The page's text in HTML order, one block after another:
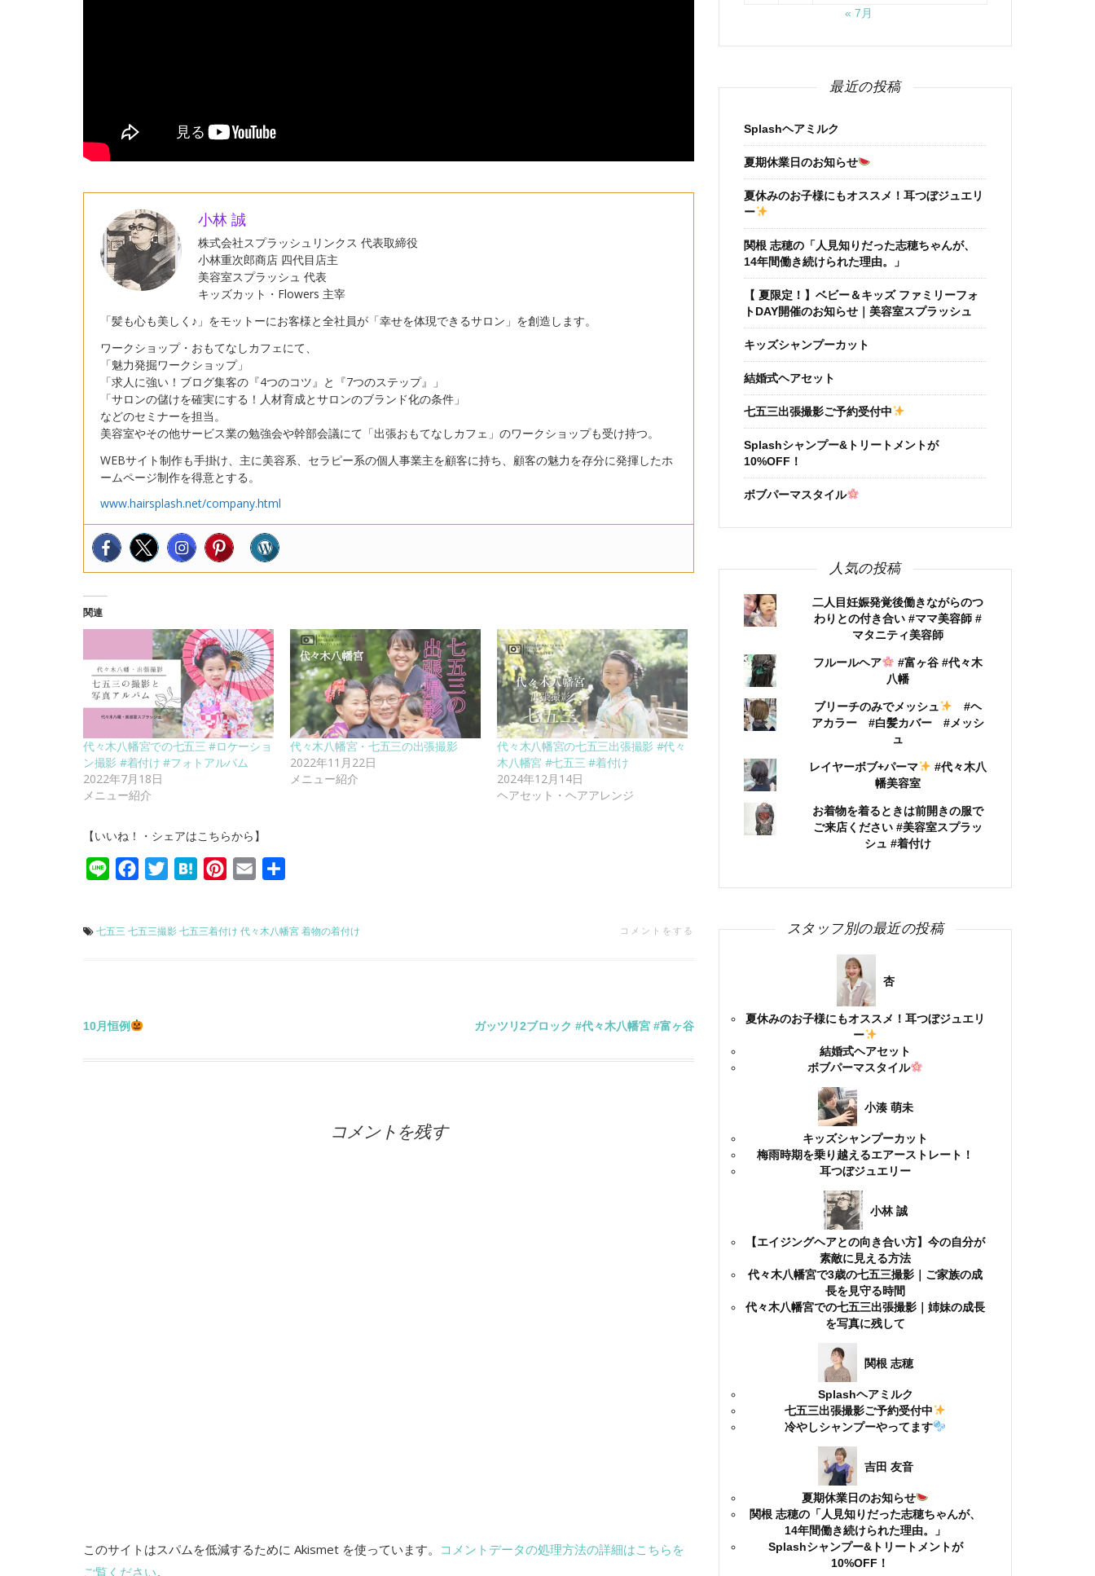
小林 誠
株式会社スプラッシュリンクス 代表取締役
小林重次郎商店 四代目店主
美容室スプラッシュ 代表
キッズカット・Flowers 主宰
「髪も心も美しく♪」をモットーにお客様と全社員が「幸せを体現できるサロン」を創造します。
ワークショップ・おもてなしカフェにて、
「魅力発掘ワークショップ」
「求人に強い！ブログ集客の『4つのコツ』と『7つのステップ』」
「サロンの儲けを確実にする！人材育成とサロンのブランド化の条件」
などのセミナーを担当。
美容室やその他サービス業の勉強会や幹部会議にて「出張おもてなしカフェ」のワークショップも受け持つ。
WEBサイト制作も手掛け、主に美容系、セラピー系の個人事業主を顧客に持ち、顧客の魅力を存分に発揮したホ
ームページ制作を得意とする。
www.hairsplash.net/company.html
関連
代々木八幡宮での七五三 #ロケーショ
ン撮影 #着付け #フォトアルバム
2022年7月18日
メニュー紹介
代々木八幡宮・七五三の出張撮影
2022年11月22日
メニュー紹介
代々木八幡宮の七五三出張撮影 #代々
木八幡宮 #七五三 #着付け
2024年12月14日
ヘアセット・ヘアアレンジ
【いいね！・シェアはこちらから】
Line FacebookTwitterHatenaPinterest
Email
七五三 七五三撮影七五三着付け 代々木八幡宮着物の着付け コメントをする
投
稿
10月恒例 ガッツリ2ブロック #代々木八幡宮 #富ヶ谷
コメントを残す
このサイトはスパムを低減するために Akismet を使っています。 コメントデータの処理方法の詳細はこちらを
ご覧ください。
« 7月
最近の投稿
Splashヘアミルク
夏期休業日のお知らせ
夏休みのお子様にもオススメ！耳つぼジュエリ
ー
関根 志穂の「人見知りだった志穂ちゃんが、
14年間働き続けられた理由。」
【 夏限定！】ベビー＆キッズ ファミリーフォ
トDAY開催のお知らせ｜美容室スプラッシュ
キッズシャンプーカット
結婚式ヘアセット
七五三出張撮影ご予約受付中
Splashシャンプー&トリートメントが
10%OFF！
ボブパーマスタイル
人気の投稿
二人目妊娠発覚後働きながらのつ
わりとの付き合い #ママ美容師 #
マタニティ美容師
フルールヘア
#富ヶ谷 #代々木
八幡
ブリーチのみでメッシュ
#ヘ
アカラー #白髪カバー #メッシ
ュ
レイヤーボブ+パーマ
#代々木八
幡美容室
お着物を着るときは前開きの服で
ご来店ください #美容室スプラッ
シュ #着付け
スタッフ別の最近の投稿
杏
夏休みのお子様にもオススメ！耳つぼジュエリ
ー
結婚式ヘアセット
ボブパーマスタイル
小湊 萌未
キッズシャンプーカット
梅雨時期を乗り越えるエアーストレート！
耳つぼジュエリー
小林 誠
【エイジングヘアとの向き合い方】今の自分が
素敵に見える方法
代々木八幡宮で3歳の七五三撮影｜ご家族の成
長を見守る時間
代々木八幡宮での七五三出張撮影｜姉妹の成長
を写真に残して
関根 志穂
Splashヘアミルク
七五三出張撮影ご予約受付中
冷やしシャンプーやってます
吉田 友音
夏期休業日のお知らせ
関根 志穂の「人見知りだった志穂ちゃんが、
14年間働き続けられた理由。」
Splashシャンプー&トリートメントが
10%OFF！